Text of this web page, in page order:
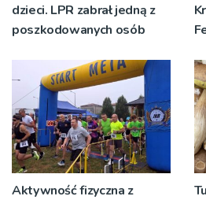
dzieci. LPR zabrał jedną z
poszkodowanych osób
Aktywność fizyczna z